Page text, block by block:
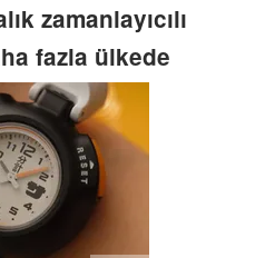
zamanlayıcılı
fazla ülkede